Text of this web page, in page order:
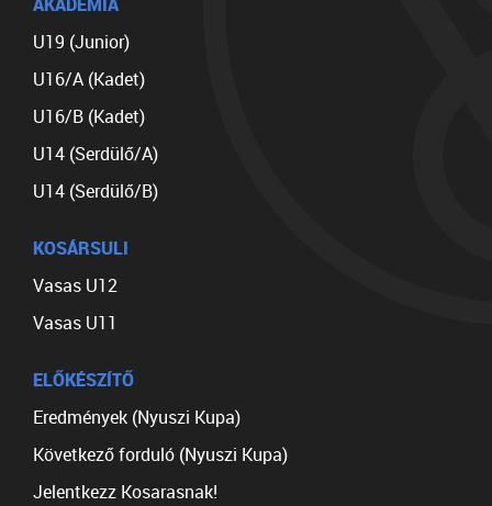
U19 (Junior)
U16/A (Kadet)
U16/B (Kadet)
U14 (Serdülő/A)
U14 (Serdülő/B)
KOSÁRSULI
Vasas U12
Vasas U11
ELŐKÉSZÍTŐ
Eredmények (Nyuszi Kupa)
Következő forduló (Nyuszi Kupa)
Jelentkezz Kosarasnak!